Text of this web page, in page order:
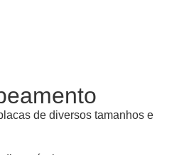
de diversos tamanhos e